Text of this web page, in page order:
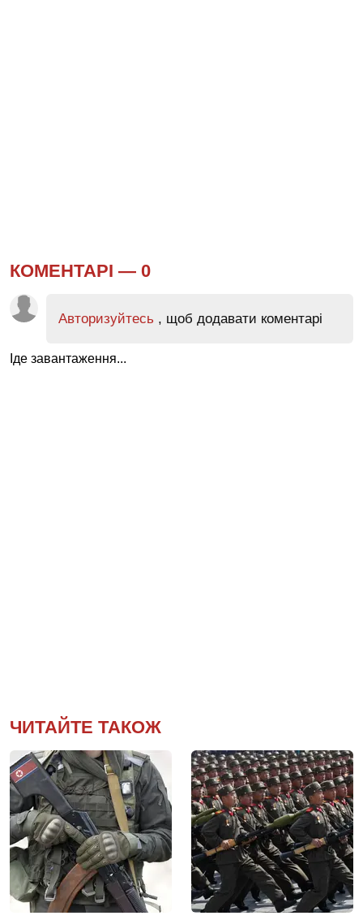
КОМЕНТАРІ — 0
Авторизуйтесь , щоб додавати коментарі
Іде завантаження...
ЧИТАЙТЕ ТАКОЖ